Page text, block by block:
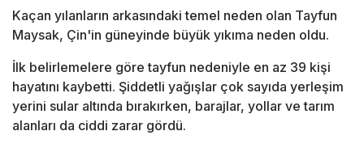
Kaçan yılanların arkasındaki temel neden olan Tayfun
Maysak, Çin'in güneyinde büyük yıkıma neden oldu.
İlk belirlemelere göre tayfun nedeniyle en az 39 kişi
hayatını kaybetti. Şiddetli yağışlar çok sayıda yerleşim
yerini sular altında bırakırken, barajlar, yollar ve tarım
alanları da ciddi zarar gördü.